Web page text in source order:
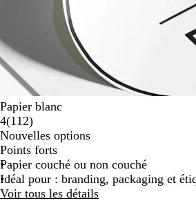
Papier blanc
4(112avis
)
Nouvelles options
Points forts
Papier couché ou non couché
Idéal pour : branding, packaging et
Voir tous les détails